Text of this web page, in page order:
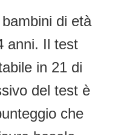
di età
anni. Il test
in 21 di
del test è
che